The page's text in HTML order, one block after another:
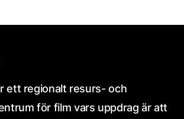
ett regionalt resurs- och
för film vars uppdrag är att